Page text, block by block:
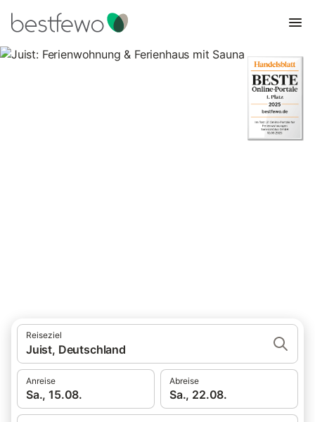
Reiseziel
Juist, Deutschland
Anreise
Sa., 15.08.
Abreise
Sa., 22.08.